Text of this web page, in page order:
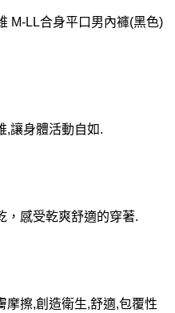
M-LL合身平口男內褲(黑色)
,讓身體活動自如.
，感受乾爽舒適的穿著.
摩擦,創造衛生,舒適,包覆性